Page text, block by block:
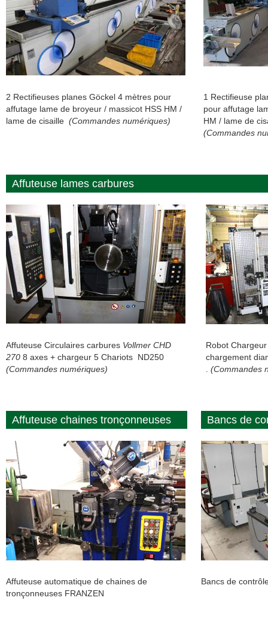
2 Rectifieuses planes Göckel 4 mètres pour
affutage lame de broyeur / massicot HSS HM /
lame de cisaille (Commandes numériques)
1 Rectifieuse
pour affutage
HM / lame de
(Commandes
Affuteuse lames carbures
Affuteuse Circulaires carbures Vollmer CHD
270 8 axes + chargeur 5 Chariots ND250
(Commandes numériques)
Robot
chargement
(Commandes
Affuteuse chaines tronçonneuses Bancs de
Affuteuse automatique de chaines de
tronçonneuses FRANZEN
Bancs de